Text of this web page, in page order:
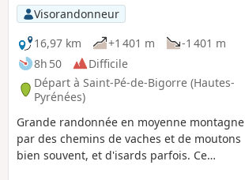
Visorandonneur
16,97 km
+1 401 m
-1 401 m
8h 50
Difficile
Départ à Saint-Pé-de-Bigorre (Hautes-
Pyrénées)
Grande randonnée en moyenne montagne
par des chemins de vaches et de moutons
bien souvent, et d'isards parfois. Ce